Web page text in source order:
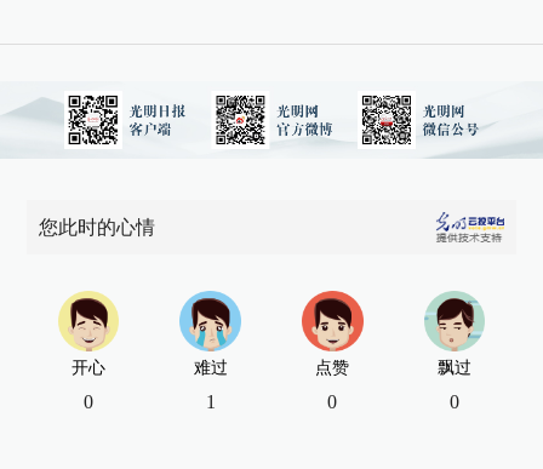
您此时的心情
开心
0
难过
1
点赞
0
飘过
0